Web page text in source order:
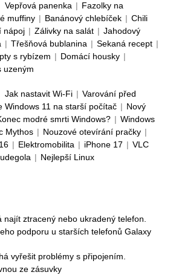
Vepřová panenka | Fazolky na
muffiny | Banánový chlebíček | Chili
nápoj | Zálivky na salát | Jahodový
| Třešňová bublanina | Sekaná recept |
s rybízem | Domácí housky |
uzeným
Jak nastavit Wi-Fi | Varování před
Windows 11 na starší počítač | Nový
modré smrti Windows? | Windows
Mythos | Nouzové otevírání pračky |
| Elektromobilita | iPhone 17 | VLC
| Nejlepší Linux
najít ztracený nebo ukradený telefon.
podporu u starších telefonů Galaxy
vyřešit problémy s připojením.
ze zásuvky